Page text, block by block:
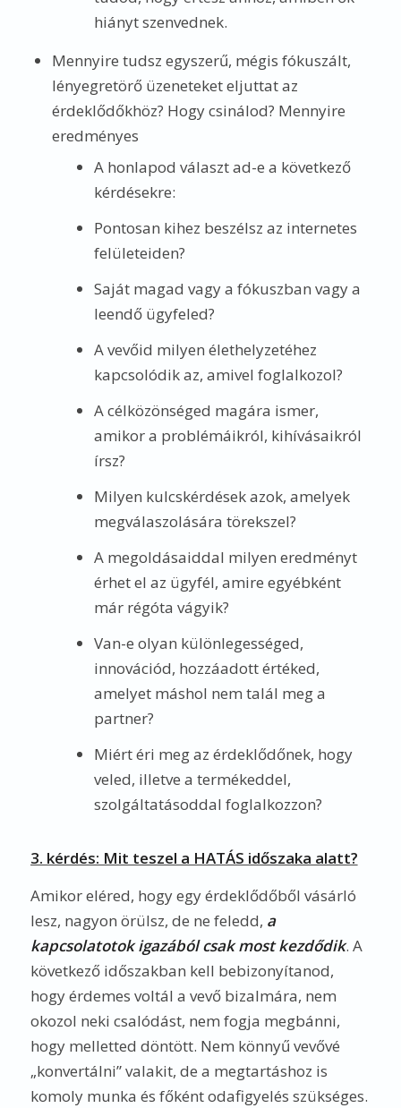
hiányt szenvednek.
Mennyire tudsz egyszerű, mégis fókuszált,
lényegretörő üzeneteket eljuttat az
érdeklődőkhöz? Hogy csinálod? Mennyire
eredményes
A honlapod választ ad-e a következő
kérdésekre:
Pontosan kihez beszélsz az internetes
felületeiden?
Saját magad vagy a fókuszban vagy a
leendő ügyfeled?
A vevőid milyen élethelyzetéhez
kapcsolódik az, amivel foglalkozol?
A célközönséged magára ismer,
amikor a problémáikról, kihívásaikról
írsz?
Milyen kulcskérdések azok, amelyek
megválaszolására törekszel?
A megoldásaiddal milyen eredményt
érhet el az ügyfél, amire egyébként
már régóta vágyik?
Van-e olyan különlegességed,
innovációd, hozzáadott értéked,
amelyet máshol nem talál meg a
partner?
Miért éri meg az érdeklődőnek, hogy
veled, illetve a termékeddel,
szolgáltatásoddal foglalkozzon?
3. kérdés: Mit teszel a HATÁS időszaka alatt?
Amikor eléred, hogy egy érdeklődőből vásárló
lesz, nagyon örülsz, de ne feledd, a
kapcsolatotok igazából csak most kezdődik. A
következő időszakban kell bebizonyítanod,
hogy érdemes voltál a vevő bizalmára, nem
okozol neki csalódást, nem fogja megbánni,
hogy melletted döntött. Nem könnyű vevővé
„konvertálni” valakit, de a megtartáshoz is
komoly munka és főként odafigyelés szükséges.